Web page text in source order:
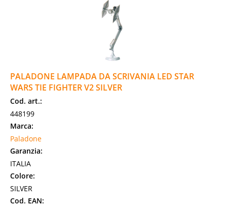
PALADONE LAMPADA DA SCRIVANIA LED STAR
WARS TIE FIGHTER V2 SILVER
Cod. art.:
448199
Marca:
Paladone
Garanzia:
ITALIA
Colore:
SILVER
Cod. EAN: